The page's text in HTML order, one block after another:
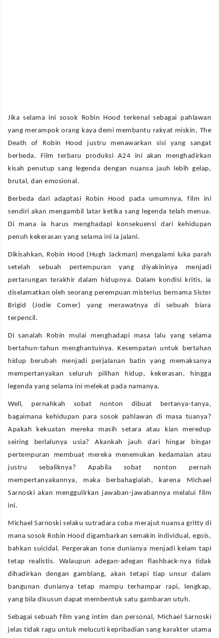
Jika selama ini sosok Robin Hood terkenal sebagai pahlawan
yang merampok orang kaya demi membantu rakyat miskin, The
Death of Robin Hood justru menawarkan sisi yang sangat
berbeda. Film terbaru produksi A24 ini akan menghadirkan
kisah penutup sang legenda dengan nuansa jauh lebih gelap,
brutal, dan emosional.
Berbeda dari adaptasi Robin Hood pada umumnya, film ini
sendiri akan mengambil latar ketika sang legenda telah menua.
Di mana ia harus menghadapi konsekuensi dari kehidupan
penuh kekerasan yang selama ini ia jalani.
Dikisahkan, Robin Hood (Hugh Jackman) mengalami luka parah
setelah sebuah pertempuran yang diyakininya menjadi
pertarungan terakhir dalam hidupnya. Dalam kondisi kritis, ia
diselamatkan oleh seorang perempuan misterius bernama Sister
Brigid (Jodie Comer) yang merawatnya di sebuah biara
terpencil.
Di sanalah Robin mulai menghadapi masa lalu yang selama
bertahun-tahun menghantuinya. Kesempatan untuk bertahan
hidup berubah menjadi perjalanan batin yang memaksanya
mempertanyakan seluruh pilihan hidup, kekerasan, hingga
legenda yang selama ini melekat pada namanya.
Well, pernahkah sobat nonton dibuat bertanya-tanya,
bagaimana kehidupan para sosok pahlawan di masa tuanya?
Apakah kekuatan mereka masih setara atau kian meredup
seiring berlalunya usia? Akankah jauh dari hingar bingar
pertempuran membuat mereka menemukan kedamaian atau
justru sebaliknya? Apabila sobat nonton pernah
mempertanyakannya, maka berbahagialah, karena Michael
Sarnoski akan menggulirkan jawaban-jawabannya melalui film
ini.
Michael Sarnoski selaku sutradara coba merajut nuansa gritty di
mana sosok Robin Hood digambarkan semakin individual, egois,
bahkan suicidal. Pergerakan tone dunianya menjadi kelam tapi
tetap realistis. Walaupun adegan-adegan flashback-nya tidak
dihadirkan dengan gamblang, akan tetapi tiap unsur dalam
bangunan dunianya tetap mampu terhampar rapi, lengkap,
yang bila disusun dapat membentuk satu gambaran utuh.
Sebagai sebuah film yang intim dan personal, Michael Sarnoski
jelas tidak ragu untuk melucuti kepribadian sang karakter utama